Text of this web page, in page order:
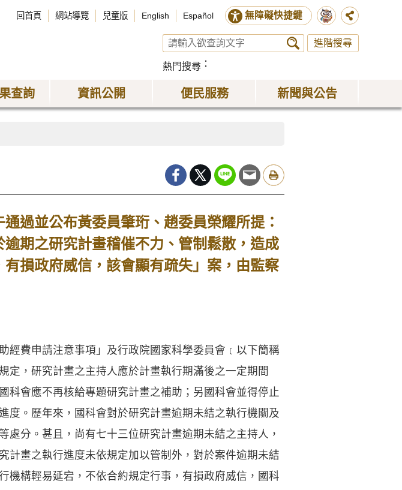
回首頁 網站導覽 兒童版 English Español 無障礙快捷鍵
進階搜尋
熱門搜尋
查詢 資訊公開 便民服務 新聞與公告
過並公布黃委員肇珩、趙委員榮耀所提：
逾期之研究計畫稽催不力、管制鬆散，造成
損政府威信，該會顯有疏失」案，由監察
經費申請注意事項」及行政院國家科學委員會﹝以下簡稱
定，研究計畫之主持人應於計畫執行期滿後之一定期間
科會應不再核給專題研究計畫之補助；另國科會並得停止
度。歷年來，國科會對於研究計畫逾期未結之執行機關及
分。甚且，尚有七十三位研究計畫逾期未結之主持人，
計畫之執行進度未依規定加以管制外，對於案件逾期未結
機構輕易延宕，不依合約規定行事，有損政府威信，國科